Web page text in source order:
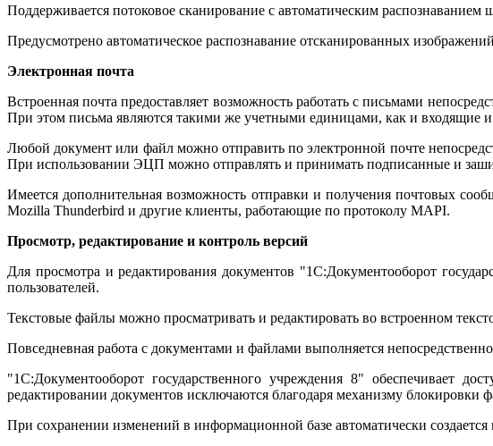
Поддерживается потоковое сканирование с автоматическим
Предусмотрено автоматическое распознавание отсканированных
Электронная почта
Встроенная почта предоставляет возможность работать с письмами
При этом письма являются такими же учетными единицами, как и входящие
Любой документ или файл можно отправить по электронной почте
При использовании ЭЦП можно отправлять и принимать подписанные и
Имеется дополнительная возможность отправки и получения почтовых
Mozilla Thunderbird и другие клиенты, работающие по протоколу MAPI.
Просмотр, редактирование и контроль версий
Для просмотра и редактирования документов "1С:Документооборот
пользователей.
Текстовые файлы можно просматривать и редактировать во встроенном
Повседневная работа с документами и файлами выполняется
"1С:Документооборот государственного учреждения 8" обеспечивает
редактировании документов исключаются благодаря механизму блокировки
При сохранении изменений в информационной базе автоматически